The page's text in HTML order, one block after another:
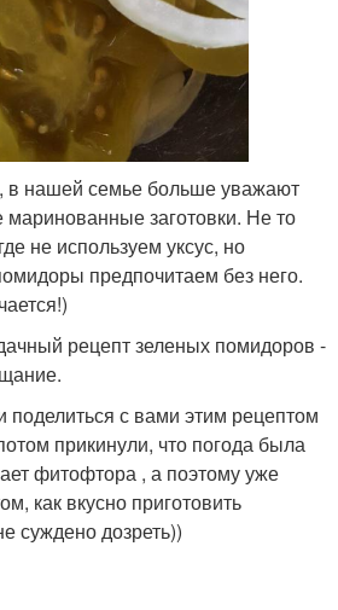
в нашей семье больше уважают
заготовки. Не то
не используем уксус, но
предпочитаем без него.
рецепт зеленых помидоров -
с вами этим рецептом
прикинули, что погода была
фитофтора , а поэтому уже
как вкусно приготовить
суждено дозреть))